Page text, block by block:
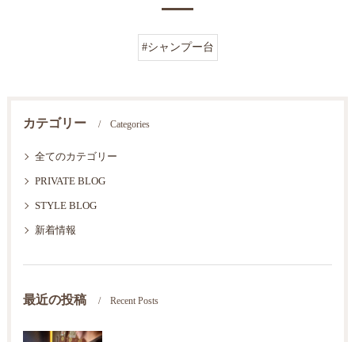
#シャンプー台
カテゴリー Categories
全てのカテゴリー
PRIVATE BLOG
STYLE BLOG
新着情報
最近の投稿 Recent Posts